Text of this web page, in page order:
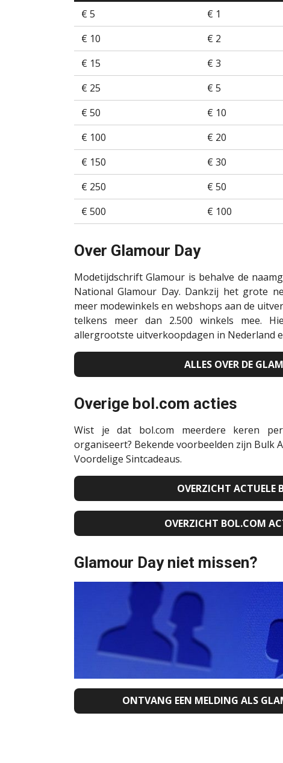
€ 5 € 1
€ 10
€ 2
€ 15
€ 3
€ 25
€ 5
€ 50
€ 10
€ 100
€ 20
€ 150
€ 30
€ 250
€ 50
€ 500
€ 100
Over Glamour Day
Modetijdschrift Glamour is behalve de
National Glamour Day. Dankzij het grote
meer modewinkels en webshops aan de
telkens meer dan 2.500 winkels mee.
allergrootste uitverkoopdagen in Nederland
ALLES OVER DE
Overige bol.com acties
Wist je dat bol.com meerdere keren
organiseert? Bekende voorbeelden zijn Bulk
Voordelige Sintcadeaus.
OVERZICHT ACTUELE
OVERZICHT BOL.COM
Glamour Day niet missen?
ONTVANG EEN MELDING ALS